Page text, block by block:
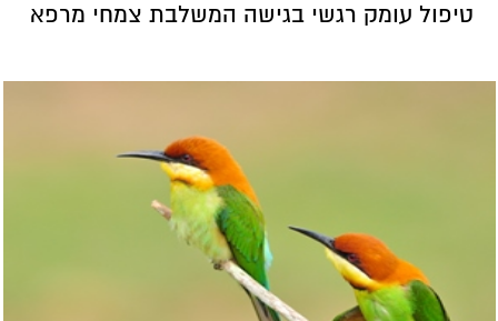
טיפול עומק רגשי בגישה המשלבת צמחי מרפא